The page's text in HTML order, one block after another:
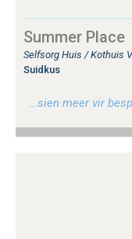
Summer Place
Selfsorg Huis / Kothuis
Suidkus
…sien meer vir